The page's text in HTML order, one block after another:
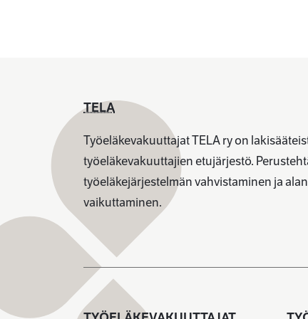
TELA
Työeläkevakuuttajat TELA ry on
työeläkevakuuttajien etujärjestö.
työeläkejärjestelmän vahvistaminen ja
vaikuttaminen.